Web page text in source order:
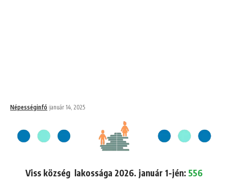
Népességinfó január 14, 2025
Viss község lakossága 2026. január 1-jén: 556